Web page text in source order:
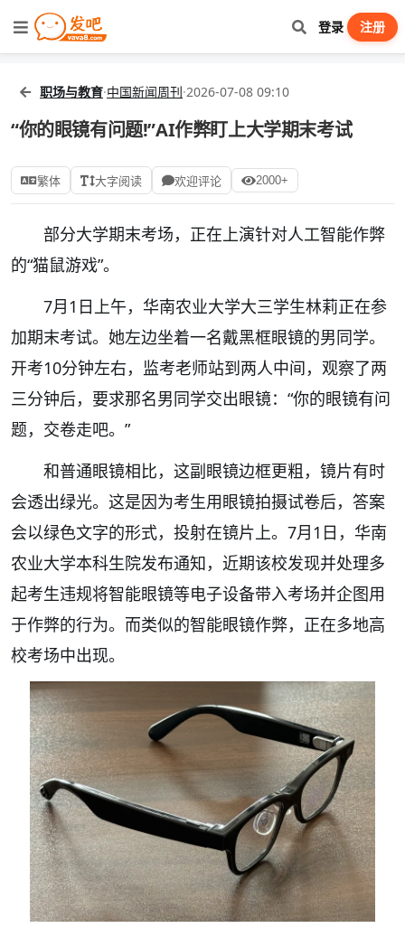
登录 注册
职场与教育·中国新闻周刊·2026-07-08 09:10
“你的眼镜有问题!”AI作弊盯上大学期末考试
繁体 大字阅读 欢迎评论 2000+
部分大学期末考场，正在上演针对人工智能作弊
的“猫鼠游戏”。
7月1日上午，华南农业大学大三学生林莉正在参
加期末考试。她左边坐着一名戴黑框眼镜的男同学。
开考10分钟左右，监考老师站到两人中间，观察了两
三分钟后，要求那名男同学交出眼镜：“你的眼镜有问
题，交卷走吧。”
和普通眼镜相比，这副眼镜边框更粗，镜片有时
会透出绿光。这是因为考生用眼镜拍摄试卷后，答案
会以绿色文字的形式，投射在镜片上。7月1日，华南
农业大学本科生院发布通知，近期该校发现并处理多
起考生违规将智能眼镜等电子设备带入考场并企图用
于作弊的行为。而类似的智能眼镜作弊，正在多地高
校考场中出现。